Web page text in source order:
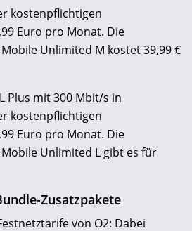
kostenpflichtigen
Euro pro Monat. Die
Unlimited M kostet 39,99 €
Plus mit 300 Mbit/s in
kostenpflichtigen
Euro pro Monat. Die
Unlimited L gibt es für
Zusatzpakete
von O2: Dabei